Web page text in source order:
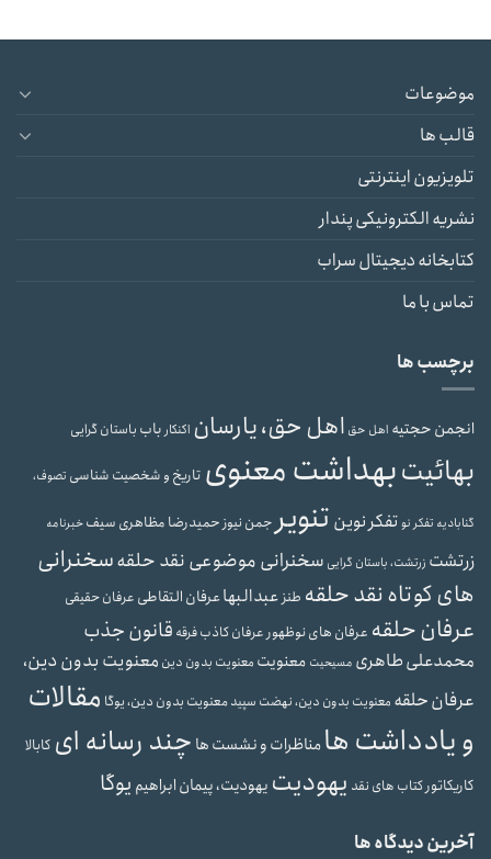
موضوعات
قالب ها
تلویزیون اینترنتی
نشریه الکترونیکی پندار
کتابخانه دیجیتال سراب
تماس با ما
برچسب ها
انجمن حجتیه اهل حق اهل حق، یارسان اکنکارباب باستان گرایی
بهائیتبهداشت معنوی تاریخ و شخصیت شناسی تصوف،
گنابادیه تفکر نوتفکر نوین تنویر جمن نیوزحمیدرضا مظاهری سیفخبرنامه
زرتشت زرتشت، باستان گرایی سخنرانی موضوعی نقد حلقهسخنرانی
های کوتاه نقد حلقه طنزعبدالبهاعرفان التقاطی عرفان حقیقی
عرفان حلقه عرفان های نوظهورعرفان کاذبفرقه قانون جذب
محمدعلی طاهری مسیحیت معنویت معنویت بدون دین معنویت بدون دین،
عرفان حلقه معنویت بدون دین، نهضت سپیدمعنویت بدون دین، یوگا مقالات
و یادداشت هامناظرات و نشست ها چند رسانه ای کابالا
کاریکاتورکتاب های نقد یهودیت یهودیت، پیمان ابراهیم یوگا
آخرین دیدگاه ها